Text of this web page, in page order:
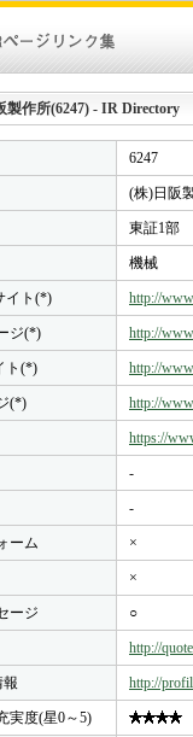
製作所(6247) - IR Directory
6247
(株)日阪
東証1部
機械
イト(*) http://
ジ(*) http://
ト(*) http://
(*) http://
https://
-
-
ーム ×
×
ージ ○
http://
報 http://
実度(星0～5)